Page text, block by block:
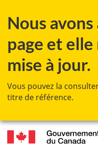
Nous
page et elle
mise à jour.
Vous pouvez la
titre de référence.